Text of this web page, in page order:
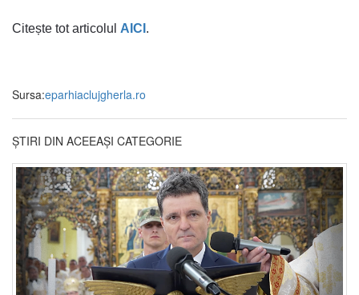
Citește tot articolul AICI .
Sursa:eparhiaclujgherla.ro
ȘTIRI DIN ACEEAȘI CATEGORIE